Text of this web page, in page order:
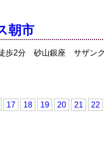
朝市
歩2分 砂山銀座 サザン
17 18 19 20 21 22